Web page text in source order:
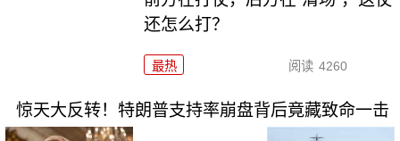
还怎么打？
最热 阅读 4260
惊天大反转！特朗普支持率崩盘背后竟藏致命一击